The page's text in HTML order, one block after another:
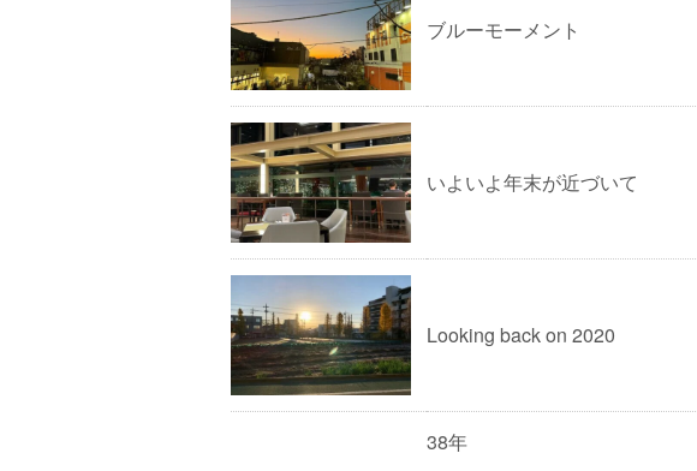
ブルーモーメント
いよいよ年末が近づいて
Looking back on 2020
38年